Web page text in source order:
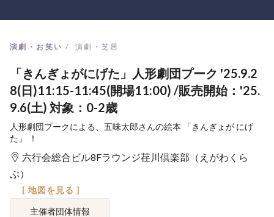
演劇・お笑い 演劇・芝居
「きんぎょがにげた」人形劇団プーク '25.9.2
8(日)11:15-11:45(開場11:00) /販売開始：'25.
9.6(土) 対象：0-2歳
人形劇団プークによる、五味太郎さんの絵本 「きんぎょが にげ
た」 ！
六行会総合ビル8Fラウンジ荏川倶楽部（えがわくら
ぶ）
[ 地図を見る ]
主催者団体情報